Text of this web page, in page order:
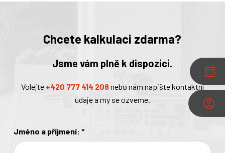
Chcete kalkulaci zdarma?
Jsme vám plně k dispozici.
Volejte +420 777 414 208nebo nám napište kontaktní
údaje a my se ozveme.
Jméno a příjmení: *